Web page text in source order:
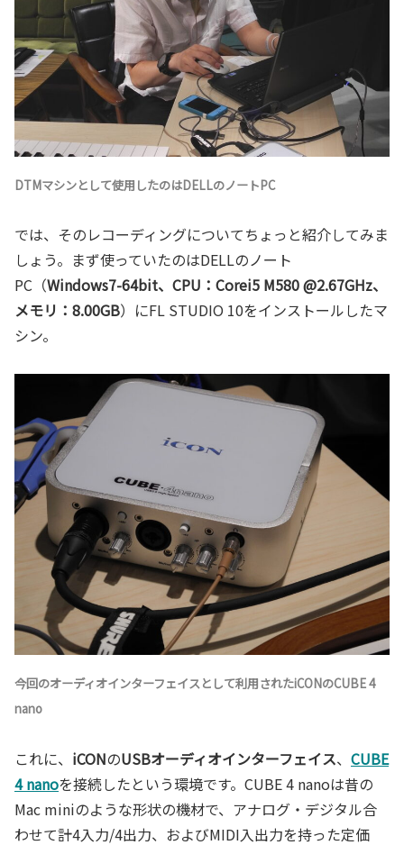
DTMマシンとして使用したのはDELLのノートPC
では、そのレコーディングについてちょっと紹介してみま
しょう。まず使っていたのはDELLのノート
PC（Windows7-64bit、CPU：Corei5 M580 @2.67GHz、
メモリ：8.00GB）にFL STUDIO 10をインストールしたマ
シン。
今回のオーディオインターフェイスとして利用されたiCONのCUBE 4
nano
これに、 iCONのUSBオーディオインターフェイス、 CUBE
4 nanoを接続したという環境です。CUBE 4 nanoは昔の
Mac miniのような形状の機材で、アナログ・デジタル合
わせて計4入力/4出力、およびMIDI入出力を持った定価